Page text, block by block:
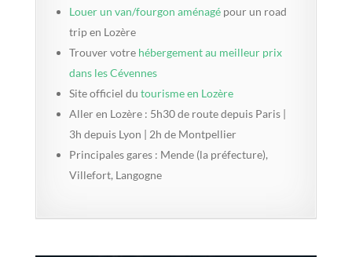
Louer un van/fourgon aménagépour un road
trip en Lozère
Trouver votre hébergement au meilleur prix
dans les Cévennes
Site officiel du tourisme en Lozère
Aller en Lozère : 5h30 de route depuis Paris |
3h depuis Lyon | 2h de Montpellier
Principales gares : Mende (la préfecture),
Villefort, Langogne